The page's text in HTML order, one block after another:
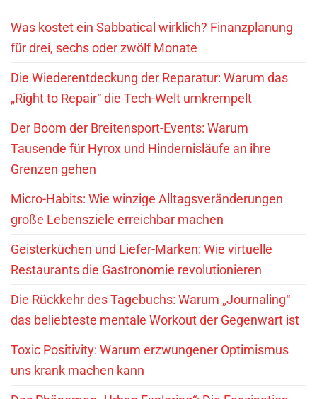
Was kostet ein Sabbatical wirklich? Finanzplanung
für drei, sechs oder zwölf Monate
Die Wiederentdeckung der Reparatur: Warum das
„Right to Repair“ die Tech-Welt umkrempelt
Der Boom der Breitensport-Events: Warum
Tausende für Hyrox und Hindernisläufe an ihre
Grenzen gehen
Micro-Habits: Wie winzige Alltagsveränderungen
große Lebensziele erreichbar machen
Geisterküchen und Liefer-Marken: Wie virtuelle
Restaurants die Gastronomie revolutionieren
Die Rückkehr des Tagebuchs: Warum „Journaling“
das beliebteste mentale Workout der Gegenwart ist
Toxic Positivity: Warum erzwungener Optimismus
uns krank machen kann